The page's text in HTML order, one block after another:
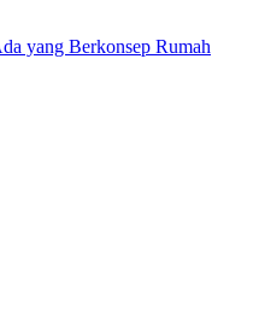
yang Berkonsep Rumah